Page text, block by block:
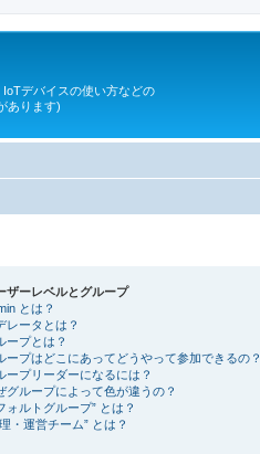
デバイスの使い方などの
あります)
ザーレベルとグループ
とは？
レータとは？
ープとは？
ープはどこにあってどうやって参加できるの？
ープリーダーになるには？
グループによって色が違うの？
ォルトグループ” とは？
・運営チーム” とは？